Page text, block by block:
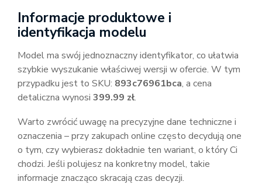
Informacje produktowe i
identyfikacja modelu
Model ma swój jednoznaczny identyfikator, co ułatwia
szybkie wyszukanie właściwej wersji w ofercie. W tym
przypadku jest to SKU: 893c76961bca, a cena
detaliczna wynosi 399.99 zł.
Warto zwrócić uwagę na precyzyjne dane techniczne i
oznaczenia – przy zakupach online często decydują one
o tym, czy wybierasz dokładnie ten wariant, o który Ci
chodzi. Jeśli polujesz na konkretny model, takie
informacje znacząco skracają czas decyzji.